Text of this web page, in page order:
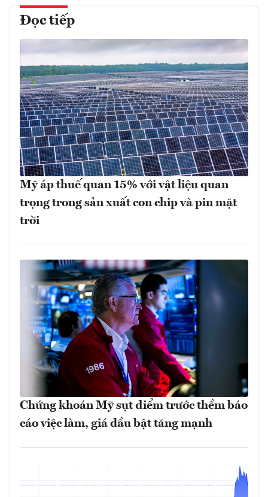
Đọc tiếp
Mỹ áp thuế quan 15% với vật liệu quan
trọng trong sản xuất con chip và pin mặt
trời
Chứng khoán Mỹ sụt điểm trước thềm báo
cáo việc làm, giá dầu bật tăng mạnh